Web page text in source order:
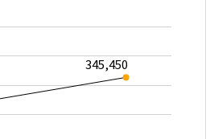
345,450